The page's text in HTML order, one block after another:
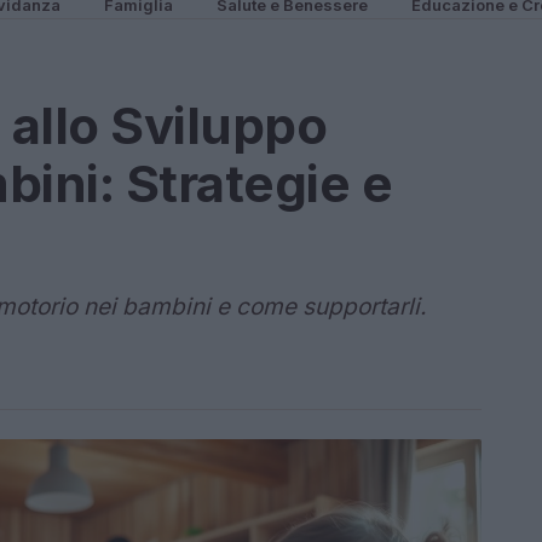
Famiglia Salute e Benessere Educazione e
Sviluppo
Strategie e
nei bambini e come supportarli.